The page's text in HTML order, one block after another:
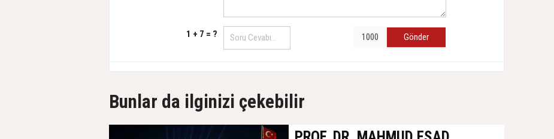
1 + 7 = ? Gönder
Bunlar da ilginizi çekebilir